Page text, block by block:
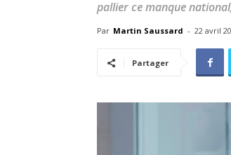
pallier ce manque
Par Martin Saussard - 22 avril
Partager